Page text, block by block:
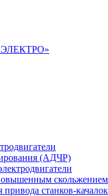
(АДЧР)
скольжением
привода станков-качалок